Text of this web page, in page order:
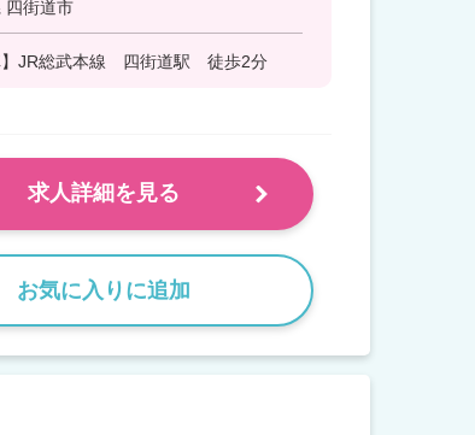
四街道市
】JR総武本線 四街道駅 徒歩2分
求人詳細を見る
お気に入りに追加